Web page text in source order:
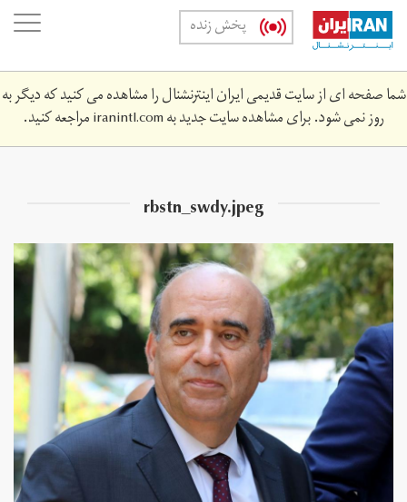
Skip
main
content
پخش زنده
شما صفحه ای از سایت قدیمی ایران اینترنشنال را مشاهده می کنید که دیگر به
روز نمی شود. برای مشاهده سایت جدید بهiranintl.comمراجعه کنید.
rbstn_swdy.jpeg